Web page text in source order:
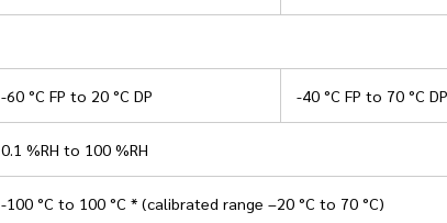
-60 °C FP to 20 °C DP -40 °C FP to 70 °C DP
0.1 %RH to 100 %RH
-100 °C to 100 °C * (calibrated range –20 °C to 70 °C)